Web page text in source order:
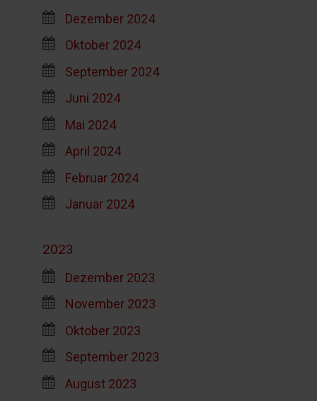
Dezember 2024
Oktober 2024
September 2024
Juni 2024
Mai 2024
April 2024
Februar 2024
Januar 2024
2023
Dezember 2023
November 2023
Oktober 2023
September 2023
August 2023